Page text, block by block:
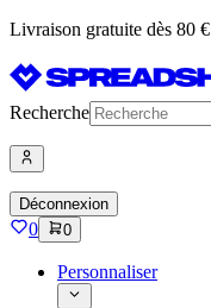
Livraison gratuite dès 80 €
Recherche
Déconnexion
0 0
Personnaliser